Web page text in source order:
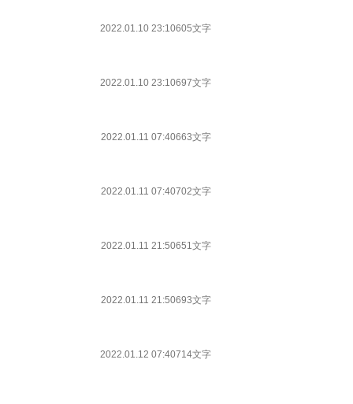
2022.01.10 23:10605文字
2022.01.10 23:10697文字
2022.01.11 07:40663文字
2022.01.11 07:40702文字
2022.01.11 21:50651文字
2022.01.11 21:50693文字
2022.01.12 07:40714文字